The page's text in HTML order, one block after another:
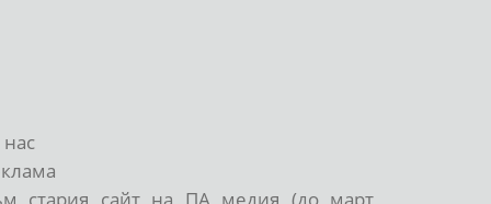
нас
стария сайт на ПА медия (до март